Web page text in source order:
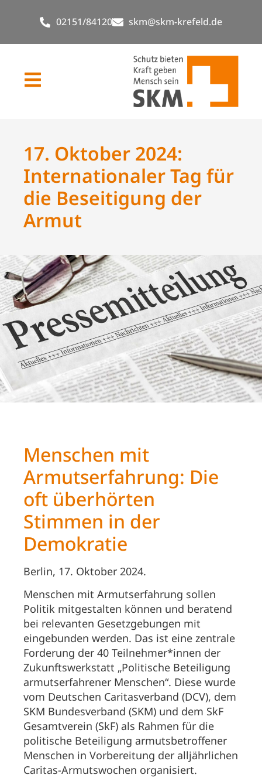
02151/84120 skm@skm-krefeld.de
17. Oktober 2024:
Internationaler Tag für
die Beseitigung der
Armut
Menschen mit
Armutserfahrung: Die
oft überhörten
Stimmen in der
Demokratie
Berlin, 17. Oktober 2024.
Menschen mit Armutserfahrung sollen
Politik mitgestalten können und beratend
bei relevanten Gesetzgebungen mit
eingebunden werden. Das ist eine zentrale
Forderung der 40 Teilnehmer*innen der
Zukunftswerkstatt „Politische Beteiligung
armutserfahrener Menschen“. Diese wurde
vom Deutschen Caritasverband (DCV), dem
SKM Bundesverband (SKM) und dem SkF
Gesamtverein (SkF) als Rahmen für die
politische Beteiligung armutsbetroffener
Menschen in Vorbereitung der alljährlichen
Caritas-Armutswochen organisiert.